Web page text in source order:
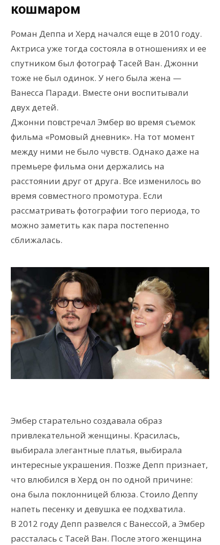
кошмаром
Роман Деппа и Херд начался еще в 2010 году.
Актриса уже тогда состояла в отношениях и ее
спутником был фотограф Тасей Ван. Джонни
тоже не был одинок. У него была жена —
Ванесса Паради. Вместе они воспитывали
двух детей.
Джонни повстречал Эмбер во время съемок
фильма «Ромовый дневник». На тот момент
между ними не было чувств. Однако даже на
премьере фильма они держались на
расстоянии друг от друга. Все изменилось во
время совместного промотура. Если
рассматривать фотографии того периода, то
можно заметить как пара постепенно
сближалась.
Эмбер старательно создавала образ
привлекательной женщины. Красилась,
выбирала элегантные платья, выбирала
интересные украшения. Позже Депп признает,
что влюбился в Херд он по одной причине:
она была поклонницей блюза. Стоило Деппу
напеть песенку и девушка ее подхватила.
В 2012 году Депп развелся с Ванессой, а Эмбер
рассталась с Тасей Ван. После этого женщина